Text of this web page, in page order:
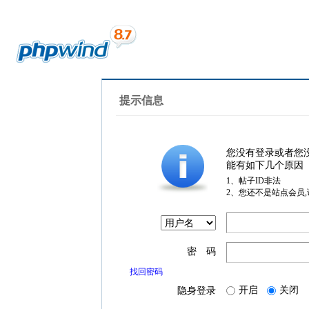
提示信息
您没有登录或者您
能有如下几个原因
1、帖子ID非法
2、您还不是站点会员
密 码
找回密码
隐身登录 开启 关闭